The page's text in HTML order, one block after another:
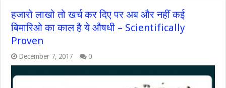
हजारो लाखो तो खर्च कर दिए पर अब और नहीं कई
बिमारिओ का काल है ये औषधी – Scientifically
Proven
December 7, 2017 0